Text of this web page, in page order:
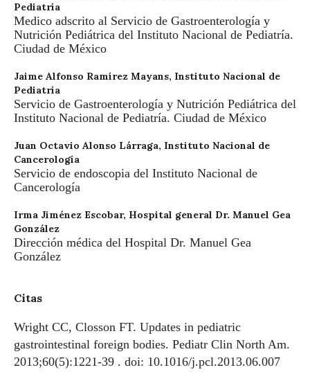
Pediatría
Medico adscrito al Servicio de Gastroenterología y
Nutrición Pediátrica del Instituto Nacional de Pediatría.
Ciudad de México
Jaime Alfonso Ramírez Mayans, Instituto Nacional de
Pediatría
Servicio de Gastroenterología y Nutrición Pediátrica del
Instituto Nacional de Pediatría. Ciudad de México
Juan Octavio Alonso Lárraga, Instituto Nacional de
Cancerología
Servicio de endoscopia del Instituto Nacional de
Cancerología
Irma Jiménez Escobar, Hospital general Dr. Manuel Gea
González
Dirección médica del Hospital Dr. Manuel Gea
González
Citas
Wright CC, Closson FT. Updates in pediatric
gastrointestinal foreign bodies. Pediatr Clin North Am.
2013;60(5):1221-39 . doi: 10.1016/j.pcl.2013.06.007